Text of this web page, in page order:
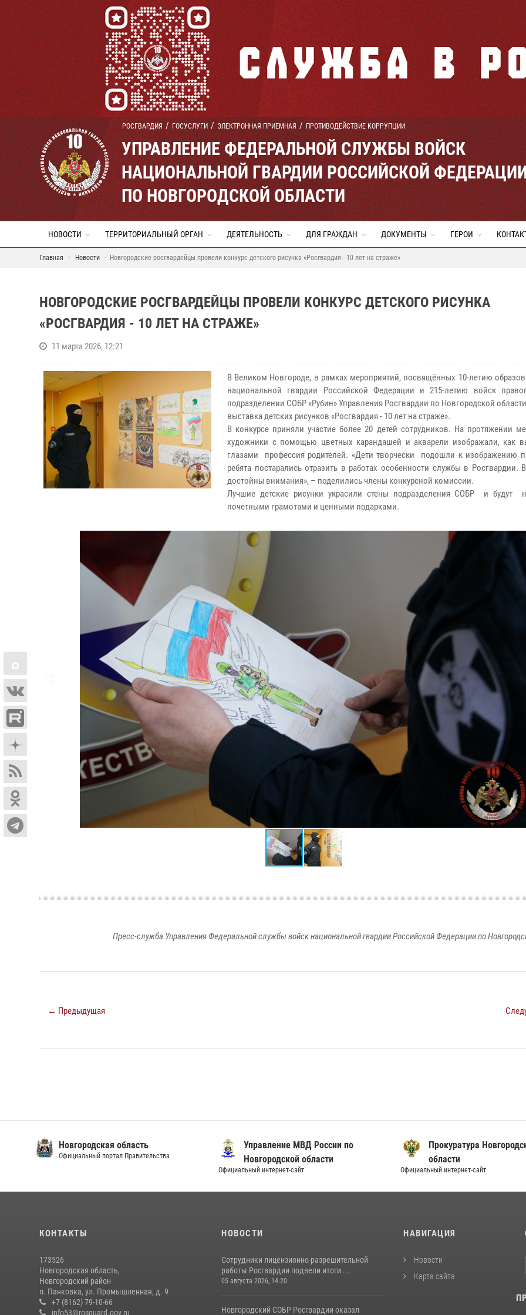
РОСГВАРДИЯ ГОСУСЛУГИ ЭЛЕКТРОННАЯ ПРИЕМНАЯ ПРОТИВОДЕЙСТВИЕ КОРРУПЦИИ
УПРАВЛЕНИЕ ФЕДЕРАЛЬНОЙ СЛУЖБЫ ВОЙСК
НАЦИОНАЛЬНОЙ ГВАРДИИ РОССИЙСКОЙ
ПО НОВГОРОДСКОЙ ОБЛАСТИ
НОВОСТИ ТЕРРИТОРИАЛЬНЫЙ ОРГАН ДЕЯТЕЛЬНОСТЬ ДЛЯ ГРАЖДАН ДОКУМЕНТЫ ГЕРОИ
Главная Новости Новгородские росгвардейцы провели конкурс детского рисунка «Росгвардия - 10 лет на страже»
НОВГОРОДСКИЕ РОСГВАРДЕЙЦЫ ПРОВЕЛИ КОНКУРС ДЕТСКОГО РИСУНКА
«РОСГВАРДИЯ - 10 ЛЕТ НА СТРАЖЕ»
11 марта 2026, 12:21
В Великом Новгороде, в рамках мероприятий, посвящённых 10-летию
национальной гвардии Российской Федерации и 215-летию войск
подразделении СОБР «Рубин» Управления Росгвардии по Новгородской
выставка детских рисунков «Росгвардия - 10 лет на страже».
В конкурсе приняли участие более 20 детей сотрудников. На протяжении
художники с помощью цветных карандашей и акварели изображали, как
глазами профессия родителей. «Дети творчески подошли к изображению
ребята постарались отразить в работах особенности службы в Росгвардии.
достойны внимания», – поделились члены конкурсной комиссии.
Лучшие детские рисунки украсили стены подразделения СОБР и будут
почетными грамотами и ценными подарками.
Пресс-служба Управления Федеральной службы войск национальной гвардии Российской Федерации по
← Предыдущая
Новгородская область
Официальный портал Правительства
Управление МВД России по
Новгородской области
Официальный интернет-сайт
Прокуратура
области
Официальный интернет-сайт
КОНТАКТЫ
173526
Новгородская область,
Новгородский район
п. Панковка, ул. Промышленная, д. 9
+7 (8162) 79-10-66
info53@rosguard.gov.ru
НОВОСТИ
Сотрудники лицензионно-разрешительной
работы Росгвардии подвели итоги ...
05 августа 2026, 14:20
Новгородский СОБР Росгвардии оказал
НАВИГАЦИЯ
Новости
Карта сайта